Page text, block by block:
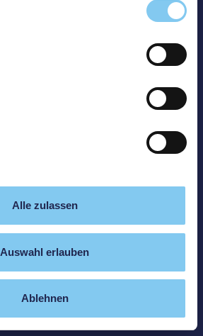
Alle zulassen
Auswahl erlauben
Ablehnen